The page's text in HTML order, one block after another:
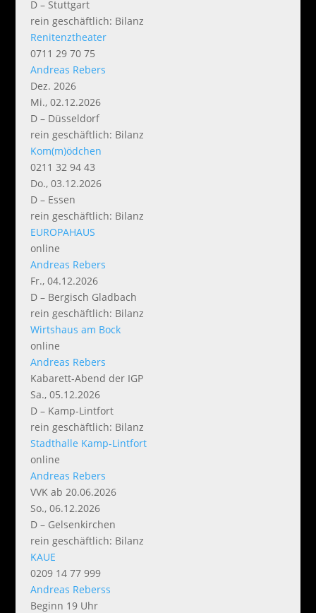
D – Stuttgart
rein geschäftlich: Bilanz
Renitenztheater
0711 29 70 75
Andreas Rebers
Dez. 2026
Mi., 02.12.2026
D – Düsseldorf
rein geschäftlich: Bilanz
Kom(m)ödchen
0211 32 94 43
Do., 03.12.2026
D – Essen
rein geschäftlich: Bilanz
EUROPAHAUS
online
Andreas Rebers
Fr., 04.12.2026
D – Bergisch Gladbach
rein geschäftlich: Bilanz
Wirtshaus am Bock
online
Andreas Rebers
Kabarett-Abend der IGP
Sa., 05.12.2026
D – Kamp-Lintfort
rein geschäftlich: Bilanz
Stadthalle Kamp-Lintfort
online
Andreas Rebers
VVK ab 20.06.2026
So., 06.12.2026
D – Gelsenkirchen
rein geschäftlich: Bilanz
KAUE
0209 14 77 999
Andreas Reberss
Beginn 19 Uhr